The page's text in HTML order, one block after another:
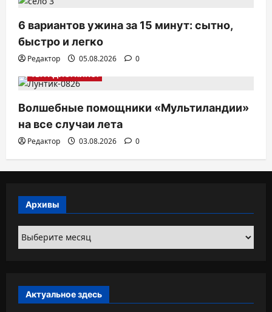
6 вариантов ужина за 15 минут: сытно,
быстро и легко
Редактор 05.08.2026
0
ТВ. РАДИО. КИНО.
Волшебные помощники «Мультиландии»
на все случаи лета
Редактор 03.08.2026 0
Архивы
Архивы
Актуальное здесь